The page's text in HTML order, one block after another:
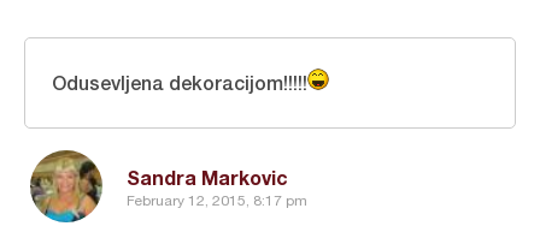
Sandra Markovic
February 12, 2015, 8:17 pm
Odusevljena dekoracijom!!!!!